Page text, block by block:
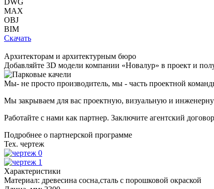
MAX
OBJ
BIM
Скачать
Архитекторам и архитектурным бюро
Добавляйте 3D модели компании «Новалур» в проект и
Мы- не просто производитель, мы - часть проектной
Мы закрываем для вас проектную, визуальную и
Работайте с нами как партнер. Заключите агентский
Подробнее о партнерской программе
Тех. чертеж
Характеристики
Материал: древесина сосна,сталь с порошковой окраской